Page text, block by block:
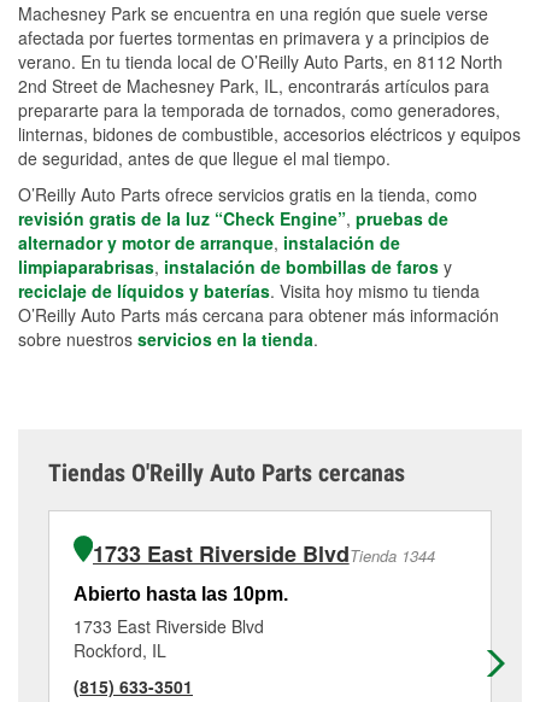
Machesney Park se encuentra en una región que suele verse
afectada por fuertes tormentas en primavera y a principios de
verano. En tu tienda local de O’Reilly Auto Parts, en 8112 North
2nd Street de Machesney Park, IL, encontrarás artículos para
prepararte para la temporada de tornados, como generadores,
linternas, bidones de combustible, accesorios eléctricos y equipos
de seguridad, antes de que llegue el mal tiempo.
O’Reilly Auto Parts ofrece servicios gratis en la tienda, como
revisión gratis de la luz “Check Engine”, pruebas de
alternador y motor de arranque, instalación de
limpiaparabrisas, instalación de bombillas de faros y
reciclaje de líquidos y baterías. Visita hoy mismo tu tienda
O’Reilly Auto Parts más cercana para obtener más información
sobre nuestros servicios en la tienda.
Tiendas O'Reilly Auto Parts cercanas
1733 East Riverside BlvdTienda 1344
Abierto hasta las 10pm.
1733 East Riverside Blvd
Rockford, IL
(815) 633-3501